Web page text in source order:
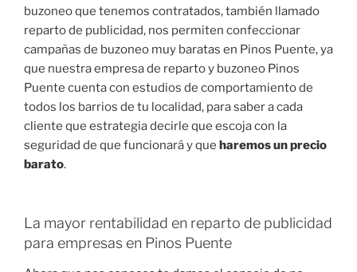
buzoneo que tenemos contratados, también llamado
reparto de publicidad, nos permiten confeccionar
campañas de buzoneo muy baratas en Pinos Puente, ya
que nuestra empresa de reparto y buzoneo Pinos
Puente cuenta con estudios de comportamiento de
todos los barrios de tu localidad, para saber a cada
cliente que estrategia decirle que escoja con la
seguridad de que funcionará y que haremos un precio
barato.
La mayor rentabilidad en reparto de publicidad
para empresas en Pinos Puente